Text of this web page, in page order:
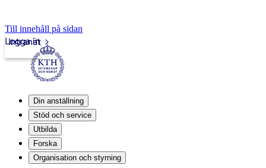
Till innehåll på sidan
Intranät
Logga in
Din anställning
Stöd och service
Utbilda
Forska
Organisation och styrning